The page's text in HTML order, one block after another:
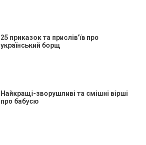
25 приказок та прислів’їв про
український борщ
Найкращі-зворушливі та смішні вірші
про бабусю